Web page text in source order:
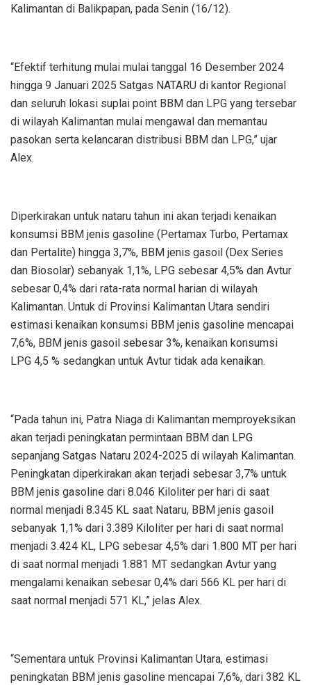
Kalimantan di Balikpapan, pada Senin (16/12).
“Efektif terhitung mulai mulai tanggal 16 Desember 2024
hingga 9 Januari 2025 Satgas NATARU di kantor Regional
dan seluruh lokasi suplai point BBM dan LPG yang tersebar
di wilayah Kalimantan mulai mengawal dan memantau
pasokan serta kelancaran distribusi BBM dan LPG,” ujar
Alex.
Diperkirakan untuk nataru tahun ini akan terjadi kenaikan
konsumsi BBM jenis gasoline (Pertamax Turbo, Pertamax
dan Pertalite) hingga 3,7%, BBM jenis gasoil (Dex Series
dan Biosolar) sebanyak 1,1%, LPG sebesar 4,5% dan Avtur
sebesar 0,4% dari rata-rata normal harian di wilayah
Kalimantan. Untuk di Provinsi Kalimantan Utara sendiri
estimasi kenaikan konsumsi BBM jenis gasoline mencapai
7,6%, BBM jenis gasoil sebesar 3%, kenaikan konsumsi
LPG 4,5 % sedangkan untuk Avtur tidak ada kenaikan.
“Pada tahun ini, Patra Niaga di Kalimantan memproyeksikan
akan terjadi peningkatan permintaan BBM dan LPG
sepanjang Satgas Nataru 2024-2025 di wilayah Kalimantan.
Peningkatan diperkirakan akan terjadi sebesar 3,7% untuk
BBM jenis gasoline dari 8.046 Kiloliter per hari di saat
normal menjadi 8.345 KL saat Nataru, BBM jenis gasoil
sebanyak 1,1% dari 3.389 Kiloliter per hari di saat normal
menjadi 3.424 KL, LPG sebesar 4,5% dari 1.800 MT per hari
di saat normal menjadi 1.881 MT sedangkan Avtur yang
mengalami kenaikan sebesar 0,4% dari 566 KL per hari di
saat normal menjadi 571 KL,” jelas Alex.
“Sementara untuk Provinsi Kalimantan Utara, estimasi
peningkatan BBM jenis gasoline mencapai 7,6%, dari 382 KL